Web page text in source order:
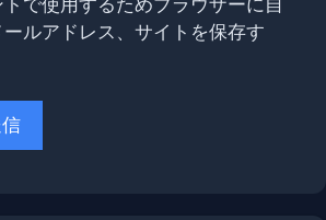
ルアドレス、サイトを保存す